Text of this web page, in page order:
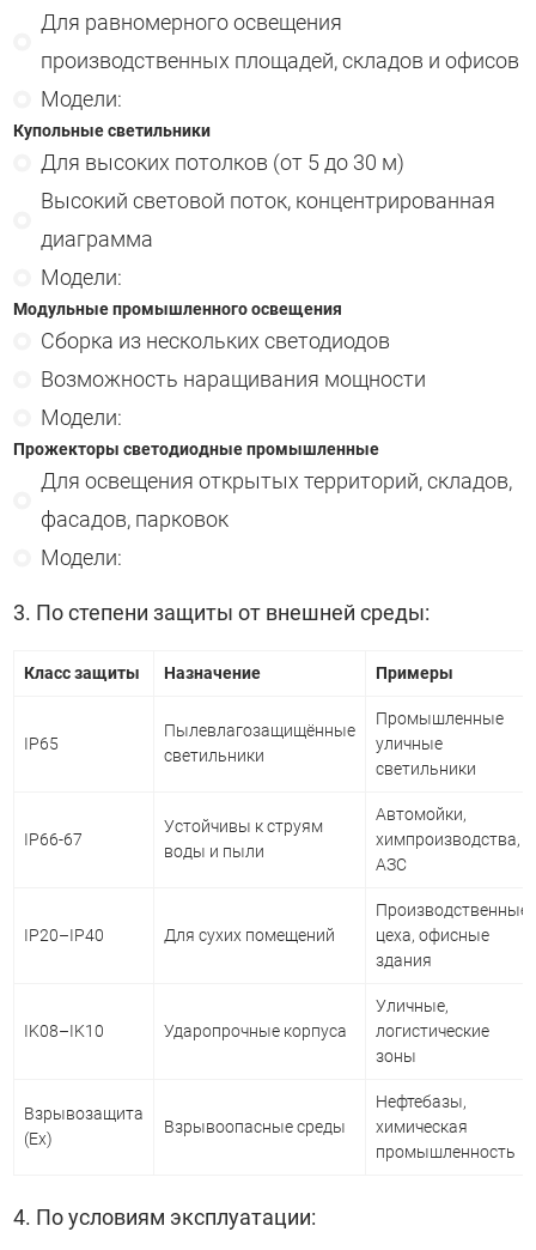
Для равномерного освещения
производственных площадей, складов и офисов
Модели:
Купольные светильники
Для высоких потолков (от 5 до 30 м)
Высокий световой поток, концентрированная
диаграмма
Модели:
Модульные промышленного освещения
Сборка из нескольких светодиодов
Возможность наращивания мощности
Модели:
Прожекторы светодиодные промышленные
Для освещения открытых территорий, складов,
фасадов, парковок
Модели:
3. По степени защиты от внешней среды:
Класс защиты Назначение Примеры
IP65
Пылевлагозащищённые
светильники
Промышленные
уличные
светильники
IP66-67
Устойчивы к струям
воды и пыли
Автомойки,
химпроизводства,
АЗС
IP20–IP40 Для сухих помещений
Производственные
цеха, офисные
здания
IK08–IK10 Ударопрочные корпуса
Уличные,
логистические
зоны
Взрывозащита
(Ex)
Взрывоопасные среды
Нефтебазы,
химическая
промышленность
4. По условиям эксплуатации: